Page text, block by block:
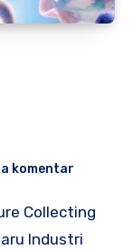
komentar
Industri